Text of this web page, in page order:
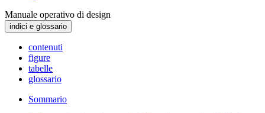
Manuale operativo di design
indici e glossario
contenuti
figure
tabelle
glossario
Sommario